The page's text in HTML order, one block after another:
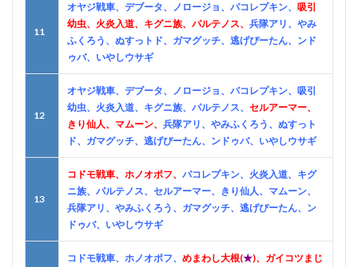
11
オヤジ戦車、デブータ、ノロージョ、パコレプキン、 吸引
幼虫、火炎入道、キグニ族、パルテノス、 兵隊アリ、やみ
ふくろう、ぬすっトド、ガマグッチ、逃げぴーたん、ンド
ゥバ、いやしウサギ
12
オヤジ戦車、デブータ、ノロージョ、パコレプキン、吸引
幼虫、火炎入道、キグニ族、パルテノス、 セルアーマー、
きり仙人、マムーン、 兵隊アリ、やみふくろう、ぬすっト
ド、ガマグッチ、逃げぴーたん、ンドゥバ、いやしウサギ
13
コドモ戦車、ホノオポフ、 パコレプキン、火炎入道、キグ
ニ族、パルテノス、セルアーマー、きり仙人、マムーン、
兵隊アリ、やみふくろう、ガマグッチ、逃げぴーたん、ン
ドゥバ、いやしウサギ
コドモ戦車、ホノオポフ、 めまわし大根(★)、ガイコツまじ